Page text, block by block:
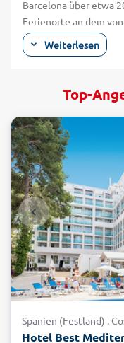
Barcelona über etwa
Ferienorte an dem
geprägten
Barcelona und Reus
Partner oder der
ausgestatteten,
für Kinder, und das
ist interessant für
Miami Platja, La
erwartet Sie im
kunterbuntes
der Bars und
in den warmen
wie die Spanier und
Abend aus –
Städte und
Urlaub an der
Wer im Urlaub an der
und Orte
Weiterlesen
Top-
Spanien (Festland) .
Hotel Best